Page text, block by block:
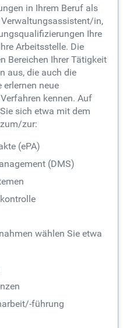
in Ihrem Beruf als
in,
Ihre
Arbeitsstelle. Die
Bereichen Ihrer Tätigkeit
aus, die auch die
neue
kennen. Auf
sich etwa mit dem
zur:
(ePA)
(DMS)
wählen Sie etwa
führung